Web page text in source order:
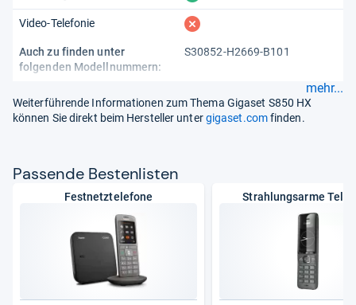
Video-Telefonie fehlt
Auch zu finden unter
folgenden Modellnummern:
S30852-H2669-B101
mehr...
Weiterführende Informationen zum Thema Gigaset S850 HX
können Sie direkt beim Hersteller untergigaset.comfinden.
Pas­sende Bes­ten­lis­ten
Festnetztelefone Strahlungsarme